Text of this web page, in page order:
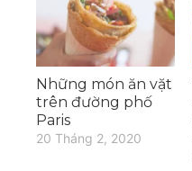
Những món ăn vặt
trên đường phố
Paris
20 Tháng 2, 2020